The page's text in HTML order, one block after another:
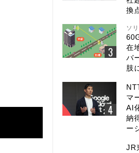
換
ソ
在
バ
肢
マ
AI
納
ー
JR